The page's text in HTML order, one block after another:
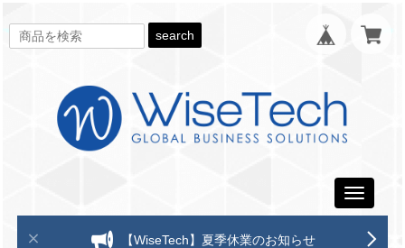
search
Toggle
【WiseTech】夏季休業のお知らせ